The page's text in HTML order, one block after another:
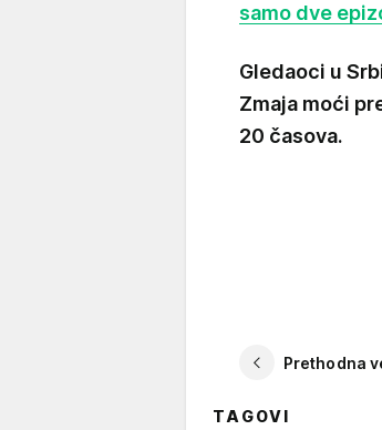
samo dve
Gledaoci u
Zmaja moći
20 časova.
Prethodna
TAGOVI